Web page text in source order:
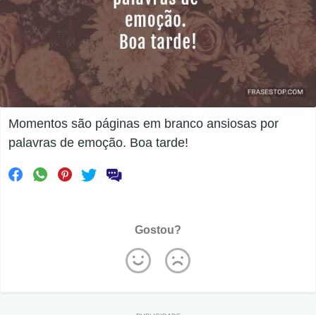
Momentos são páginas em branco ansiosas por
palavras de emoção. Boa tarde!
Gostou?